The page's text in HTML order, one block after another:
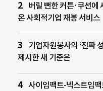
버릴 뻔한 커튼·쿠션에
온 사회적기업 재봉 서비스
기업자원봉사의 ‘진짜
제시한 새 기준은
사이임팩트-넥스트임